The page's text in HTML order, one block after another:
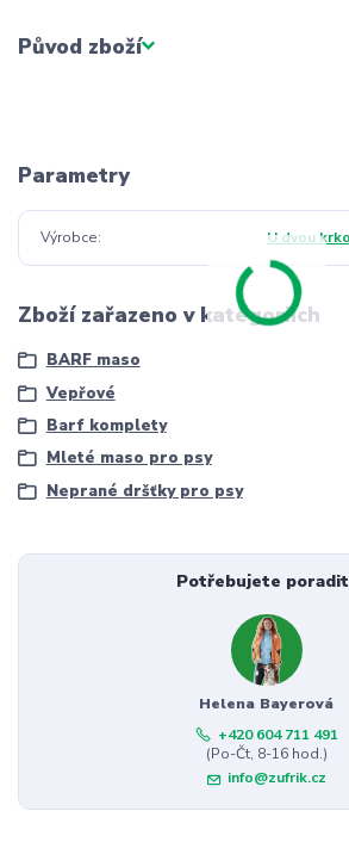
Původ zboží
Parametry
Výrobce U dvou
Zboží zařazeno v kategoriích
BARF maso
Vepřové
Barf komplety
Mleté maso pro psy
Neprané dršťky pro psy
Potřebujete
Helena Bayerová
+420 604 711 491
(Po-Čt, 8-16 hod.)
info@zufrik.cz